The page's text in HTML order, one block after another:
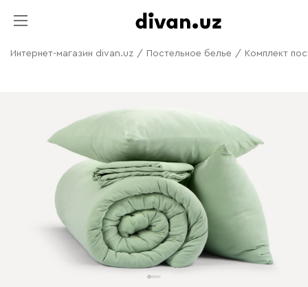
Интернет-магазин divan.uz / Постельное белье / Комплект